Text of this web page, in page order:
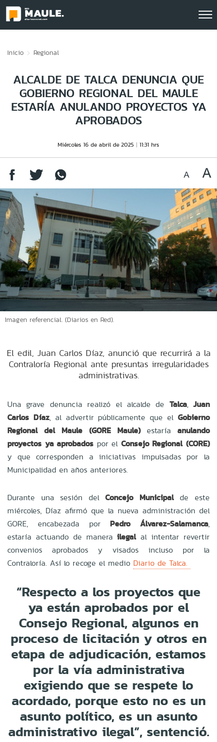
Inicio Regional
ALCALDE DE TALCA DENUNCIA QUE
GOBIERNO REGIONAL DEL MAULE
ESTARÍA ANULANDO PROYECTOS YA
APROBADOS
Miércoles 16 de abril de 2025 11:31 hrs
Imagen referencial. (Diarios en Red).
El edil, Juan Carlos Díaz, anunció que recurrirá a la
Contraloría Regional ante presuntas irregularidades
administrativas.
Una grave denuncia realizó el alcalde de Talca, Juan
Carlos Díaz, al advertir públicamente que elGobierno
Regional del Maule (GORE Maule)estaríaanulando
proyectos ya aprobados por el Consejo Regional (CORE)
y que corresponden a iniciativas impulsadas por la
Municipalidad en años anteriores.
Durante una sesión delConcejo Municipalde este
miércoles, Díaz afirmó que la nueva administración del
GORE, encabezada por Pedro Álvarez-Salamanca,
estaría actuando de manera ilegal al intentar revertir
convenios aprobados y visados incluso por la
Contraloría. Así lo recoge el medio Diario de Talca.
“Respecto a los proyectos que
ya están aprobados por el
Consejo Regional, algunos en
proceso de licitación y otros en
etapa de adjudicación, estamos
por la vía administrativa
exigiendo que se respete lo
acordado, porque esto no es un
asunto político, es un asunto
administrativo ilegal”, sentenció.